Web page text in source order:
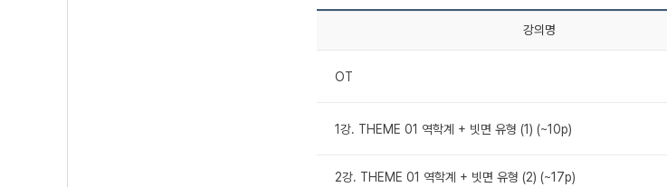
강의명
OT
1강. THEME 01 역학계 + 빗면 유형 (1) (~10p)
2강. THEME 01 역학계 + 빗면 유형 (2) (~17p)